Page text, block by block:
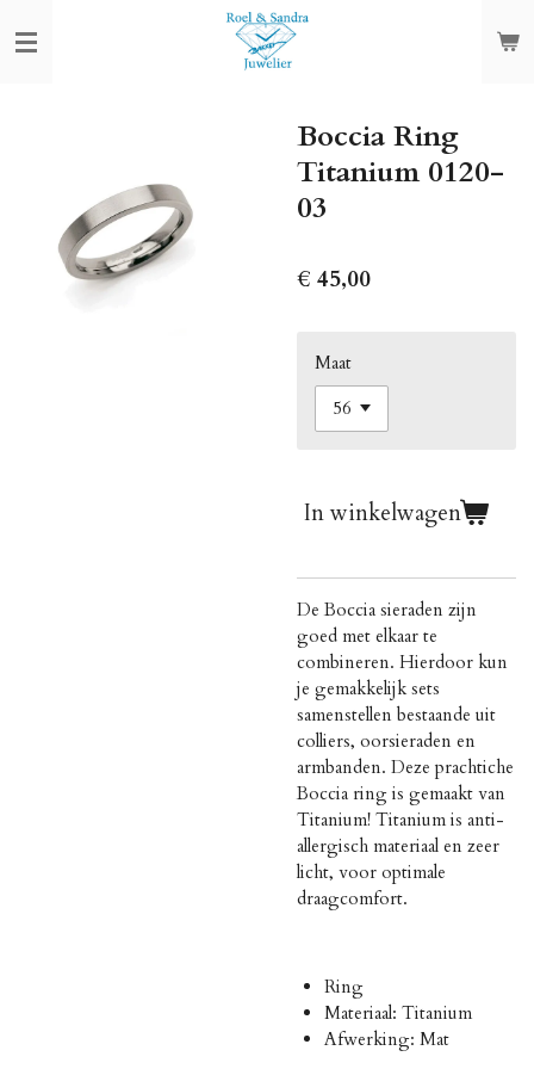
direct
Boccia Ring
Titanium 0120-
03
€ 45,00
Maat
In winkelwagen
De Boccia sieraden zijn
goed met elkaar te
combineren. Hierdoor kun
je gemakkelijk sets
samenstellen bestaande uit
colliers, oorsieraden en
armbanden. Deze prachtiche
Boccia ring is gemaakt van
Titanium! Titanium is anti-
allergisch materiaal en zeer
licht, voor optimale
draagcomfort.
Ring
Materiaal: Titanium
Afwerking: Mat